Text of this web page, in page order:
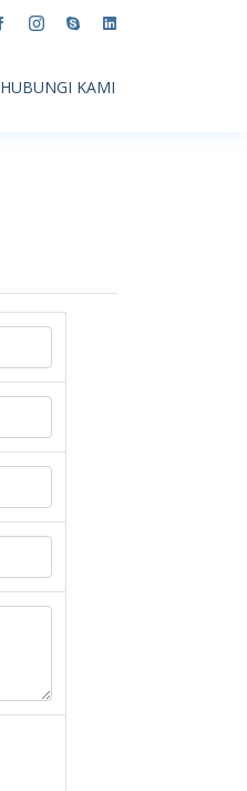
HUBUNGI KAMI